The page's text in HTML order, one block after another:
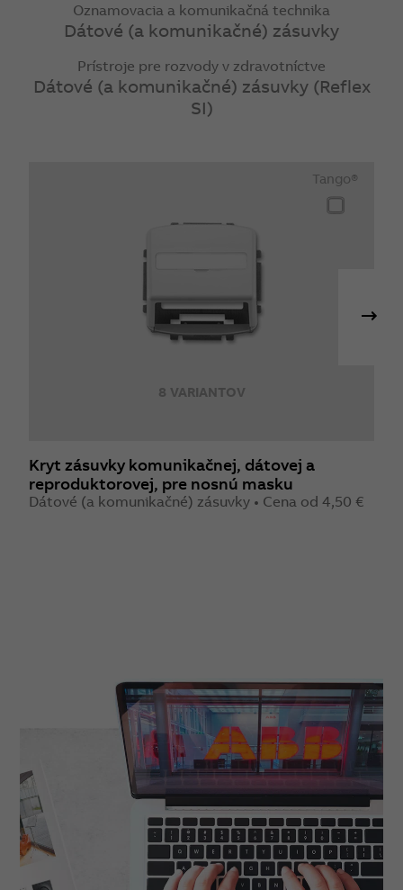
Oznamovacia a komunikačná technika
Dátové (a komunikačné) zásuvky
Prístroje pre rozvody v zdravotníctve
Dátové (a komunikačné) zásuvky (Reflex
SI)
8 VARIANTOV
Tango®
Kryt zásuvky komunikačnej, dátovej a
reproduktorovej, pre nosnú masku
Dátové (a komunikačné) zásuvky • Cena od 4,50 €